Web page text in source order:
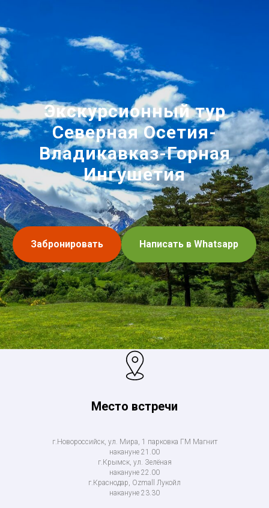
Экскурсионный тур
Северная Осетия-
Владикавказ-Горная
Ингушетия
Забронировать Написать в Whatsapp
Место встречи
г.Новороссийск, ул. Мира, 1 парковка ГМ Магнит
накануне 21.00
г.Крымск, ул. Зелёная
накануне 22.00
г.Краснодар, Ozmall Лукойл
накануне 23.30